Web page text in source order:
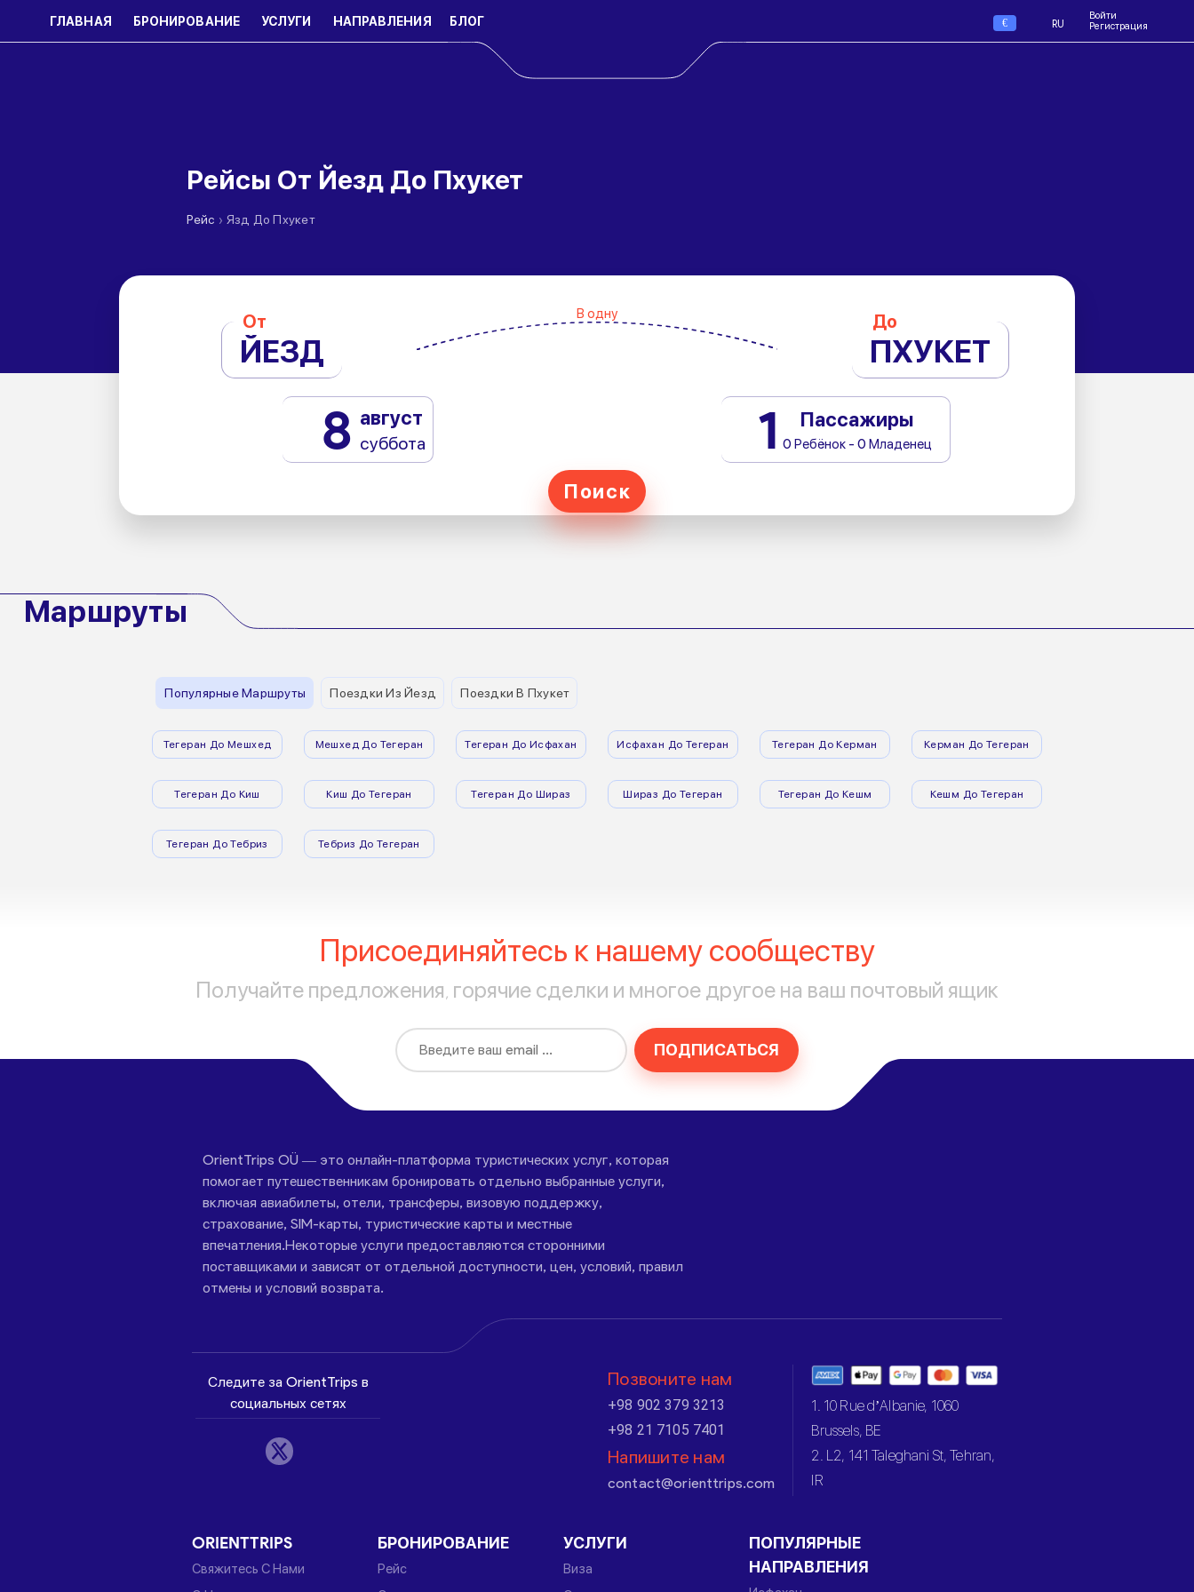
ГЛАВНАЯ БРОНИРОВАНИЕ УСЛУГИ НАПРАВЛЕНИЯ БЛОГ € RU
Войти
Регистрация
Рейсы От Йезд До Пхукет
Рейс › Язд До Пхукет
От
ЙЕЗД
В одну До
ПХУКЕТ
8 август
суббота 1 Пассажиры
0 Ребёнок - 0 Младенец
Поиск
Маршруты
Популярные Маршруты Поездки Из Йезд Поездки В Пхукет
Тегеран До Мешхед Мешхед До Тегеран Тегеран До Исфахан Исфахан До Тегеран Тегеран До Керман Керман До Тегеран
Тегеран До Киш Киш До Тегеран Тегеран До Шираз Шираз До Тегеран Тегеран До Кешм Кешм До Тегеран
Тегеран До Тебриз Тебриз До Тегеран
Присоединяйтесь к нашему сообществу
Получайте предложения, горячие сделки и многое другое на ваш почтовый ящик
ПОДПИСАТЬСЯ
OrientTrips OÜ — это онлайн-платформа туристических услуг, которая
помогает путешественникам бронировать отдельно выбранные услуги,
включая авиабилеты, отели, трансферы, визовую поддержку,
страхование, SIM-карты, туристические карты и местные
впечатления.Некоторые услуги предоставляются сторонними
поставщиками и зависят от отдельной доступности, цен, условий, правил
отмены и условий возврата.
Следите за OrientTrips в
социальных сетях
Позвоните нам
+98 902 379 3213
+98 21 7105 7401
Напишите нам
contact@orienttrips.com
1. 10 Rue d’Albanie, 1060
Brussels, BE
2. L2, 141 Taleghani St, Tehran,
IR
ORIENTTRIPS
Свяжитесь С Нами
БРОНИРОВАНИЕ
Рейс
УСЛУГИ
Виза
ПОПУЛЯРНЫЕ
НАПРАВЛЕНИЯ